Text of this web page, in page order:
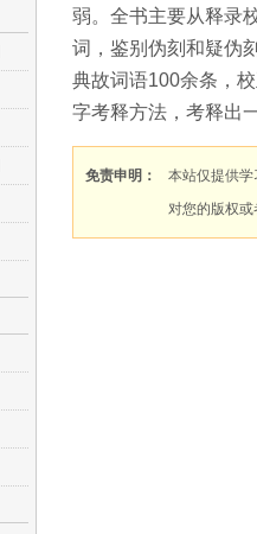
弱。全书主要从释录
词，鉴别伪刻和疑伪
典故词语100余条，
字考释方法，考释出
免责申明：
本站仅提供
对您的版权或